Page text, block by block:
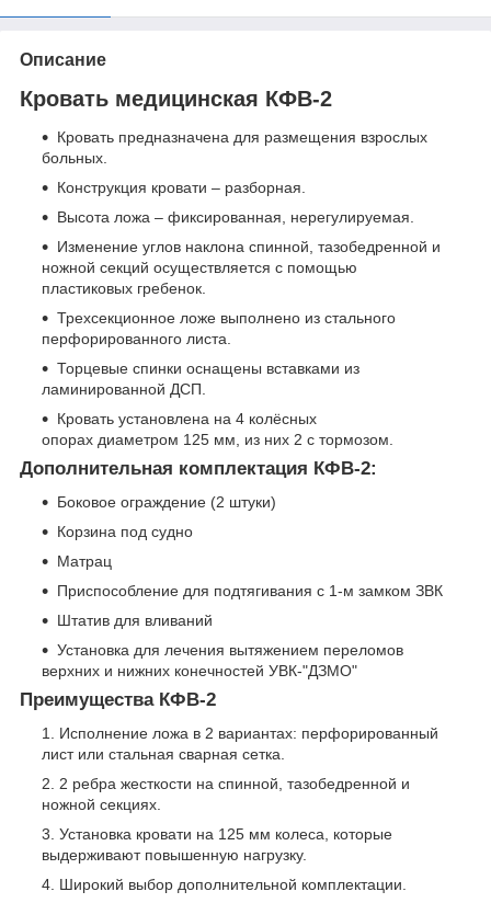
Описание
Кровать медицинская КФВ-2
Кровать предназначена для размещения взрослых
больных.
Конструкция кровати – разборная.
Высота ложа – фиксированная, нерегулируемая.
Изменение углов наклона спинной, тазобедренной и
ножной секций осуществляется с помощью
пластиковых гребенок.
Трехсекционное ложе выполнено из стального
перфорированного листа.
Торцевые спинки оснащены вставками из
ламинированной ДСП.
Кровать установлена на 4 колёсных
опорах диаметром 125 мм, из них 2 с тормозом.
Дополнительная комплектация КФВ-2:
Боковое ограждение (2 штуки)
Корзина под судно
Матрац
Приспособление для подтягивания с 1-м замком ЗВК
Штатив для вливаний
Установка для лечения вытяжением переломов
верхних и нижних конечностей УВК-"ДЗМО"
Преимущества КФВ-2
Исполнение ложа в 2 вариантах: перфорированный
лист или стальная сварная сетка.
2 ребра жесткости на спинной, тазобедренной и
ножной секциях.
Установка кровати на 125 мм колеса, которые
выдерживают повышенную нагрузку.
Широкий выбор дополнительной комплектации.